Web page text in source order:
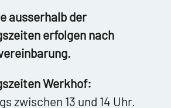
ausserhalb der
erfolgen nach
Werkhof:
zwischen 13 und 14 Uhr.